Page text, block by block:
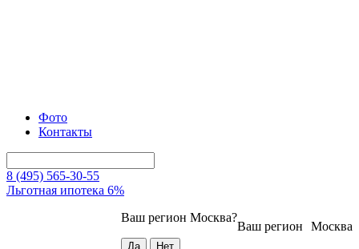
Фото
Контакты
8 (495) 565-30-55
Льготная ипотека 6%
Москва
Ваш регион
Ваш регион Москва?